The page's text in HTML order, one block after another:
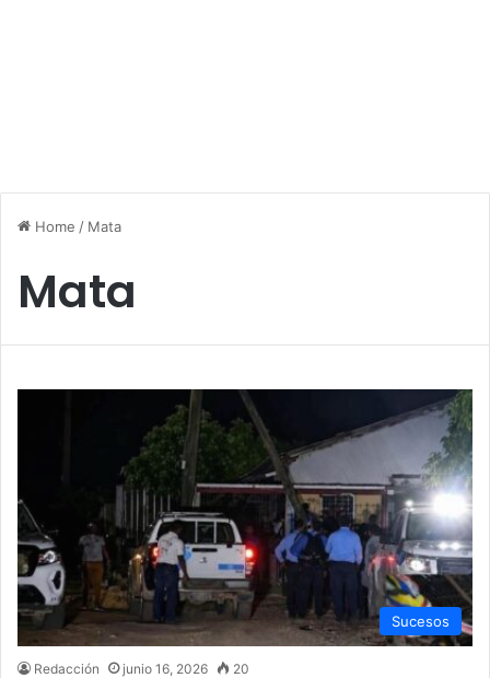
Home / Mata
Mata
Sucesos
Redacción junio 16, 2026 20